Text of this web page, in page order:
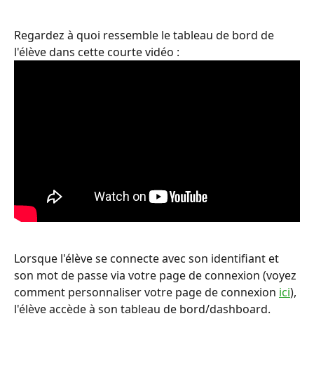
Regardez à quoi ressemble le tableau de bord de
l'élève dans cette courte vidéo :
Lorsque l'élève se connecte avec son identifiant et
son mot de passe via votre page de connexion (voyez
comment personnaliser votre page de connexion ici),
l'élève accède à son tableau de bord/dashboard.